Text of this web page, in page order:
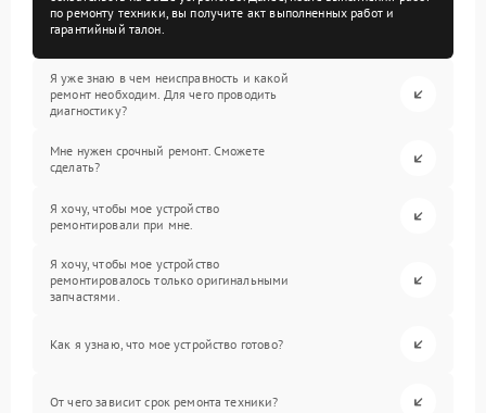
по ремонту техники, вы получите акт выполненных работ и
гарантийный талон.
Я уже знаю в чем неисправность и какой
ремонт необходим. Для чего проводить
диагностику?
Мне нужен срочный ремонт. Сможете
сделать?
Я хочу, чтобы мое устройство
ремонтировали при мне.
Я хочу, чтобы мое устройство
ремонтировалось только оригинальными
запчастями.
Как я узнаю, что мое устройство готово?
От чего зависит срок ремонта техники?